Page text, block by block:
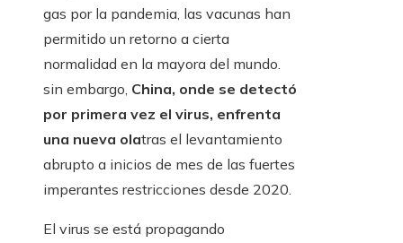
gas por la pandemia, las vacunas han
permitido un retorno a cierta
normalidad en la mayora del mundo.
sin embargo, China, onde se detectó
por primera vez el virus, enfrenta
una nueva olatras el levantamiento
abrupto a inicios de mes de las fuertes
imperantes restricciones desde 2020.
El virus se está propagando